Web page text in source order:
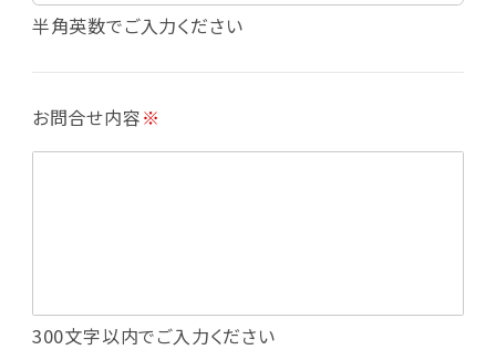
・会員登録者の個人認証
・会員ポイントプログラムの運営
・メールマガジンの配信
・本サービスに関する規約等の変更の通知
・投稿したクチコミ情報、写真の本サービスへの
半角英数でご入力ください
お問合せ内容※
300文字以内でご入力ください